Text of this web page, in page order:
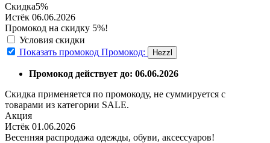
Скидка5%
Истёк 06.06.2026
Промокод на скидку 5%!
Условия скидки
Показать промокод Промокод: Hezzl
Промокод действует до: 06.06.2026
Скидка применяется по промокоду, не суммируется с
товарами из категории SALE.
Акция
Истёк 01.06.2026
Весенняя распродажа одежды, обуви, аксессуаров!